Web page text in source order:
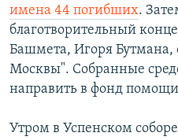
имена 44 погибших.
благотворительный
Башмета, Игоря Бутмана,
Москвы". Собранные
направить в фонд
Утром в Успенском